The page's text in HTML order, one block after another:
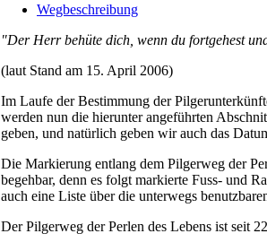
Wegbeschreibung
"Der Herr behüte dich, wenn du fortgehest
(laut Stand am 15. April 2006)
Im Laufe der Bestimmung der
werden nun die hierunter angeführten
geben, und natürlich geben wir auch das
Die Markierung entlang dem Pilgerweg der
begehbar, denn es folgt markierte Fuss- und
auch eine Liste über die unterwegs
Der Pilgerweg der Perlen des Lebens ist seit